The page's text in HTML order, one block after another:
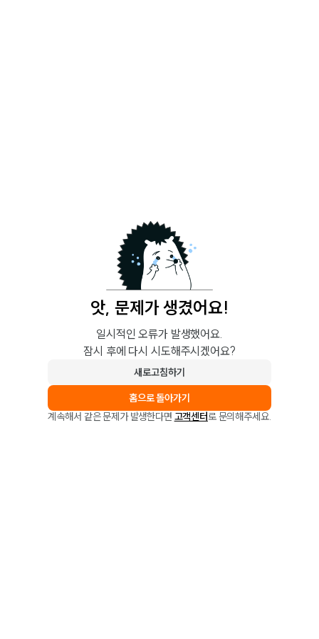
앗, 문제가 생겼어요!
일시적인 오류가 발생했어요.
잠시 후에 다시 시도해주시겠어요?
새로고침하기
홈으로 돌아가기
계속해서 같은 문제가 발생한다면 고객센터로 문의해주세요.